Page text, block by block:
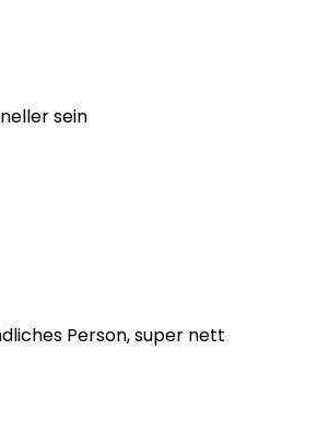
sein
Person, super nett